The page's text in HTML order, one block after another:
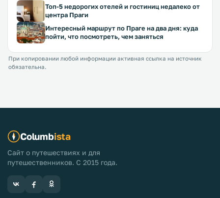
Топ-5 недорогих отелей и гостиниц недалеко от
центра Праги
Интересный маршрут по Праге на два дня: куда
пойти, что посмотреть, чем заняться
При копировании любой информации активная ссылка на источник
обязательна.
Columbista
Сайт о путешествиях и для
путешественников. С 2015 года.